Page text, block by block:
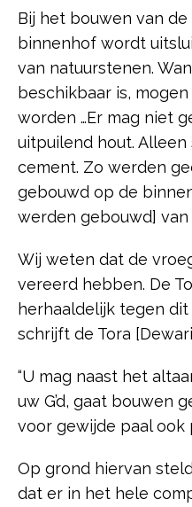
Bij het bouwen van
binnenhof wordt
van natuurstenen.
beschikbaar is,
worden …Er mag niet
uitpuilend hout.
cement. Zo werden
gebouwd op de
werden gebouwd]
Wij weten dat de
vereerd hebben. De
herhaaldelijk tegen
schrijft de Tora
“U mag naast het
uw G’d, gaat bouwen
voor gewijde paal ook
Op grond hiervan
dat er in het hele